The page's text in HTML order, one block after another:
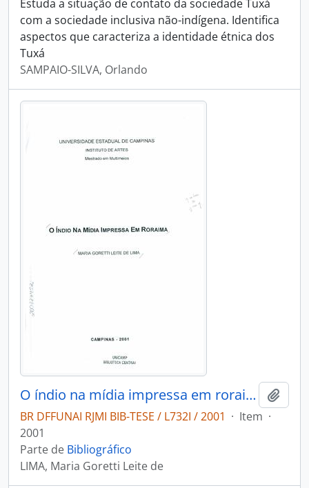
Estuda a situação de contato da sociedade Tuxá
com a sociedade inclusiva não-indígena. Identifica
aspectos que caracteriza a identidade étnica dos
Tuxá
SAMPAIO-SILVA, Orlando
O índio na mídia impressa em roraims
BR DFFUNAI RJMI BIB-TESE / L732I / 2001 · Item ·
2001
Parte de Bibliográfico
LIMA, Maria Goretti Leite de